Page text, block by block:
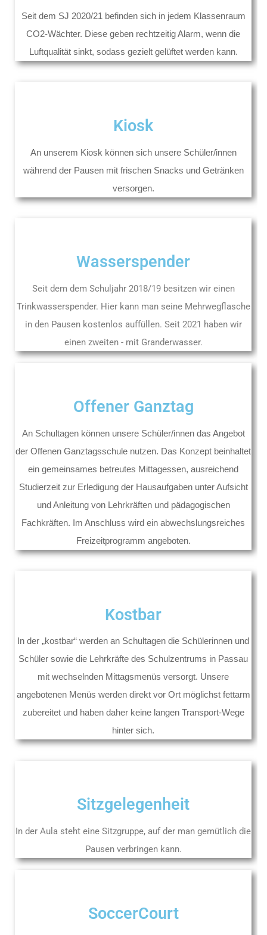
Seit dem SJ 2020/21 befinden sich in jedem Klassenraum
CO2-Wächter. Diese geben rechtzeitig Alarm, wenn die
Luftqualität sinkt, sodass gezielt gelüftet werden kann.
Kiosk
An unserem Kiosk können sich unsere Schüler/innen
während der Pausen mit frischen Snacks und Getränken
versorgen.
Wasserspender
Seit dem dem Schuljahr 2018/19 besitzen wir einen
Trinkwasserspender. Hier kann man seine Mehrwegflasche
in den Pausen kostenlos auffüllen. Seit 2021 haben wir
einen zweiten - mit Granderwasser.
Offener Ganztag
An Schultagen können unsere Schüler/innen das Angebot
der Offenen Ganztagsschule nutzen. Das Konzept beinhaltet
ein gemeinsames betreutes Mittagessen, ausreichend
Studierzeit zur Erledigung der Hausaufgaben unter Aufsicht
und Anleitung von Lehrkräften und pädagogischen
Fachkräften. Im Anschluss wird ein abwechslungsreiches
Freizeitprogramm angeboten.
Kostbar
In der „kostbar“ werden an Schultagen die Schülerinnen und
Schüler sowie die Lehrkräfte des Schulzentrums in Passau
mit wechselnden Mittagsmenüs versorgt. Unsere
angebotenen Menüs werden direkt vor Ort möglichst fettarm
zubereitet und haben daher keine langen Transport-Wege
hinter sich.
Sitzgelegenheit
In der Aula steht eine Sitzgruppe, auf der man gemütlich die
Pausen verbringen kann.
SoccerCourt